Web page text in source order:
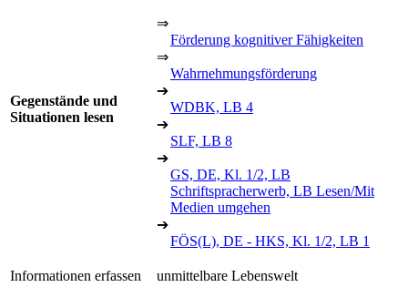
Gegenstände und
Situationen lesen
⇒
Förderung kognitiver Fähigkeiten
⇒
Wahrnehmungsförderung
➔
WDBK, LB 4
➔
SLF, LB 8
➔
GS, DE, Kl. 1/2, LB
Schriftspracherwerb, LB Lesen/Mit
Medien umgehen
➔
FÖS(L), DE - HKS, Kl. 1/2, LB 1
Informationen erfassen unmittelbare Lebenswelt